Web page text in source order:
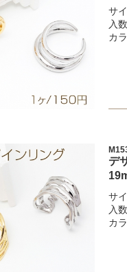
サ
入
カ
デ
サ
入
カ